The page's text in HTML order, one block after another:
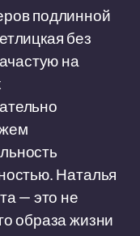
подлинной
без
на
Наталья
— это не
образа жизни